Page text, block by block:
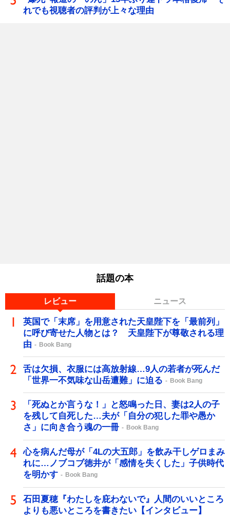
れでも視聴者の評判が上々な理由
話題の本
レビュー ニュース
英国で「末席」を用意された天皇陛下を「最前列」
に呼び寄せた人物とは？ 天皇陛下が尊敬される理
由
Book Bang
舌は欠損、衣服には高放射線…9人の若者が死んだ
「世界一不気味な山岳遭難」に迫る
Book Bang
「死ぬとか言うな！」と怒鳴った日、妻は2人の子
を残して自死した…夫が「自分の犯した罪や愚か
さ」に向き合う魂の一冊
Book Bang
心を病んだ母が「4Lの大五郎」を飲み干しゲロまみ
れに…ノブコブ徳井が「感情を失くした」子供時代
を明かす
Book Bang
石田夏穂『わたしを庇わないで』人間のいいところ
よりも悪いところを書きたい【インタビュー】